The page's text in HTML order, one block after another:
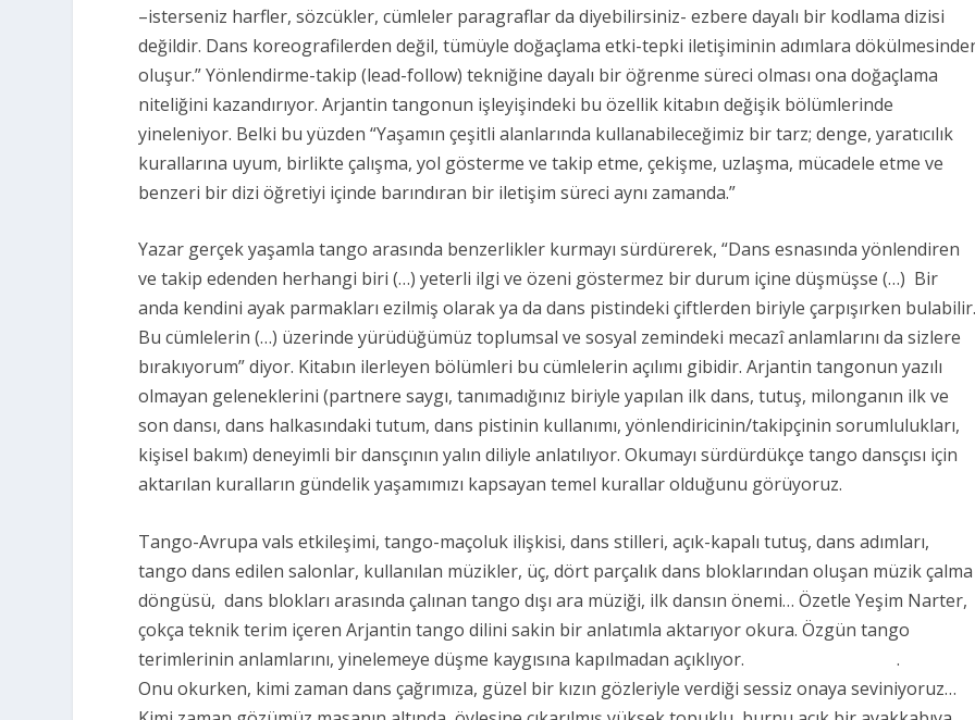
–isterseniz harfler, sözcükler, cümleler paragraflar da diyebilirsiniz- ezbere dayalı bir kodlama dizisi
değildir. Dans koreografilerden değil, tümüyle doğaçlama etki-tepki iletişiminin adımlara
oluşur.”Yönlendirme-takip (lead-follow) tekniğine dayalı bir öğrenme süreci olması ona doğaçlama
niteliğini kazandırıyor. Arjantin tangonun işleyişindeki bu özellik kitabın değişik bölümlerinde
yineleniyor. Belki bu yüzden “Yaşamın çeşitli alanlarında kullanabileceğimiz bir tarz; denge, yaratıcılık
kurallarına uyum, birlikte çalışma, yol gösterme ve takip etme, çekişme, uzlaşma, mücadele etme ve
benzeri bir dizi öğretiyi içinde barındıran bir iletişim süreci aynı zamanda.”
Yazar gerçek yaşamla tango arasında benzerlikler kurmayı sürdürerek, “Dans esnasında yönlendiren
ve takip edenden herhangi biri (…) yeterli ilgi ve özeni göstermez bir durum içine düşmüşse (…) Bir
anda kendini ayak parmakları ezilmiş olarak ya da dans pistindeki çiftlerden biriyle çarpışırken
Bu cümlelerin (…) üzerinde yürüdüğümüz toplumsal ve sosyal zemindeki mecazî anlamlarını da sizlere
bırakıyorum”diyor. Kitabın ilerleyen bölümleri bu cümlelerin açılımı gibidir. Arjantin tangonun yazılı
olmayan geleneklerini (partnere saygı, tanımadığınız biriyle yapılan ilk dans, tutuş, milonganın ilk ve
son dansı, dans halkasındaki tutum, dans pistinin kullanımı, yönlendiricinin/takipçinin sorumlulukları,
kişisel bakım) deneyimli bir dansçının yalın diliyle anlatılıyor. Okumayı sürdürdükçe tango dansçısı için
aktarılan kuralların gündelik yaşamımızı kapsayan temel kurallar olduğunu görüyoruz.
Tango-Avrupa vals etkileşimi, tango-maçoluk ilişkisi, dans stilleri, açık-kapalı tutuş, dans adımları,
tango dans edilen salonlar, kullanılan müzikler, üç, dört parçalık dans bloklarından oluşan müzik çalma
döngüsü, dans blokları arasında çalınan tango dışı ara müziği, ilk dansın önemi… Özetle Yeşim Narter,
çokça teknik terim içeren Arjantin tango dilini sakin bir anlatımla aktarıyor okura. Özgün tango
terimlerinin anlamlarını, yinelemeye düşme kaygısına kapılmadan açıklıyor..
Onu okurken, kimi zaman dans çağrımıza, güzel bir kızın gözleriyle verdiği sessiz onaya seviniyoruz…